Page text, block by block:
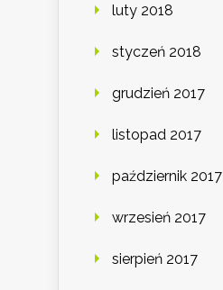
luty 2018
styczeń 2018
grudzień 2017
listopad 2017
październik 2017
wrzesień 2017
sierpień 2017